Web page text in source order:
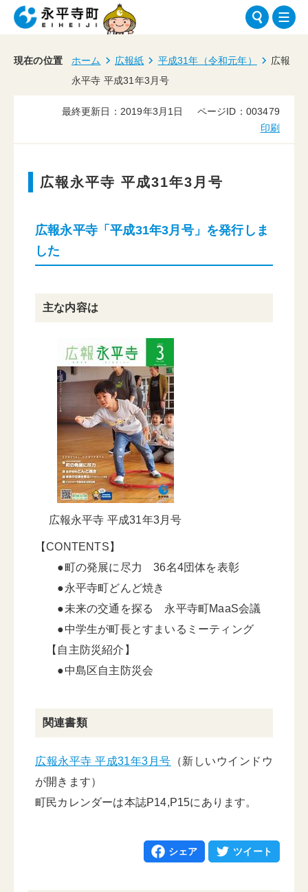
現在の位置 ホーム 広報紙 平成31年（令和元年）
広報
永平寺 平成31年3月号
最終更新日：2019年3月1日
ページID：003479
印刷
広報永平寺 平成31年3月号
広報永平寺「平成31年3月号」を発行しま
した
主な内容は
広報永平寺 平成31年3月号
【CONTENTS】
●町の発展に尽力 36名4団体を表彰
●永平寺町どんど焼き
●未来の交通を探る 永平寺町MaaS会議
●中学生が町長とすまいるミーティング
【自主防災紹介】
●中島区自主防災会
関連書類
広報永平寺 平成31年3月号 （新しいウインドウ
が開きます）
町民カレンダーは本誌P14,P15にあります。
シェア ツイート